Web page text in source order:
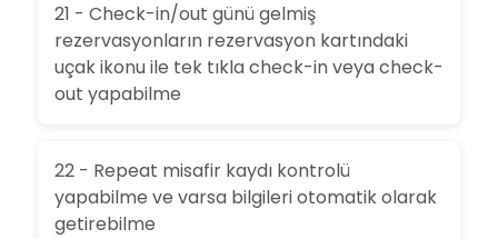
21 - Check-in/out günü gelmiş
rezervasyonların rezervasyon kartındaki
uçak ikonu ile tek tıkla check-in veya check-
out yapabilme
22 - Repeat misafir kaydı kontrolü
yapabilme ve varsa bilgileri otomatik olarak
getirebilme